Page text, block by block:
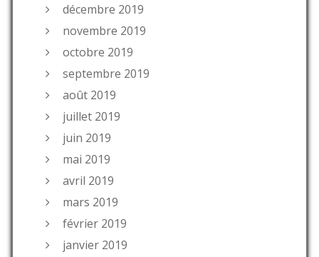
décembre 2019
novembre 2019
octobre 2019
septembre 2019
août 2019
juillet 2019
juin 2019
mai 2019
avril 2019
mars 2019
février 2019
janvier 2019